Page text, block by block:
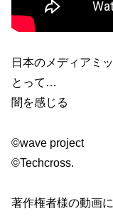
日本のメディアミ
とって…
闇を感じる
©wave project
©Techcross.
著作権者様の動画